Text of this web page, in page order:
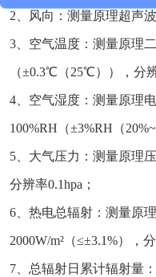
2、风向：测量原理超声波
3、空气温度：测量原理
（±0.3℃（25℃）），分
4、空气湿度：测量原理
100%RH（±3%RH（
5、大气压力：测量原理压
分辨率0.1hpa；
6、热电总辐射：测量原
2000W/m²（≤±3.1%），
7、总辐射日累计辐射量：